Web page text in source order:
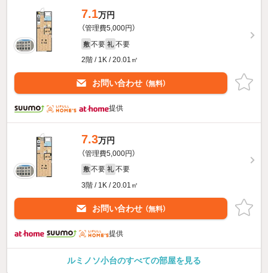
7.1万円
（管理費5,000円）
敷 不要 礼 不要
2階 / 1K / 20.01㎡
お問い合わせ （無料）
提供
7.3万円
（管理費5,000円）
敷 不要 礼 不要
3階 / 1K / 20.01㎡
お問い合わせ （無料）
提供
ルミノソ小台のすべての部屋を見る